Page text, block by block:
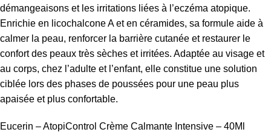
démangeaisons et les irritations liées à l’eczéma atopique.
Enrichie en licochalcone A et en céramides, sa formule aide à
calmer la peau, renforcer la barrière cutanée et restaurer le
confort des peaux très sèches et irritées. Adaptée au visage et
au corps, chez l’adulte et l’enfant, elle constitue une solution
ciblée lors des phases de poussées pour une peau plus
apaisée et plus confortable.
Eucerin – AtopiControl Crème Calmante Intensive – 40Ml